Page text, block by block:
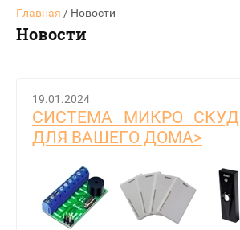
Главная / Новости
Новости
19.01.2024
CИСТЕМА МИКРО СКУД
ДЛЯ ВАШЕГО ДОМА>